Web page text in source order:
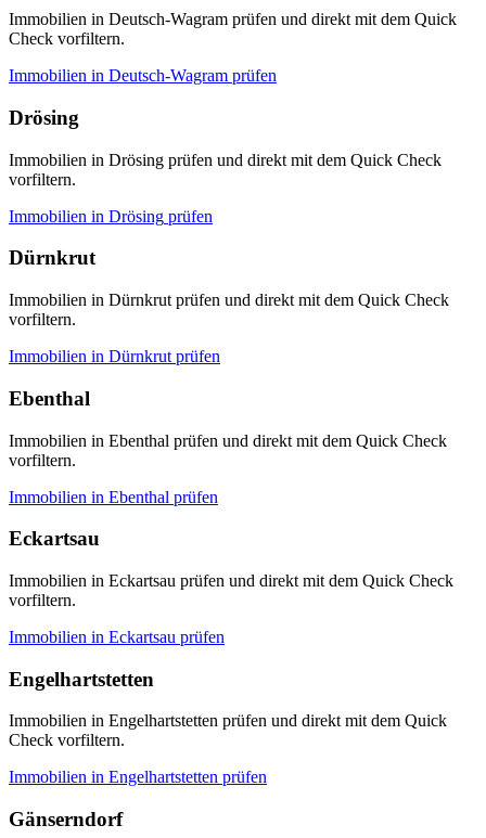
Immobilien in Deutsch-Wagram prüfen und direkt mit dem Quick
Check vorfiltern.
Immobilien in Deutsch-Wagram prüfen
Drösing
Immobilien in Drösing prüfen und direkt mit dem Quick Check
vorfiltern.
Immobilien in Drösing prüfen
Dürnkrut
Immobilien in Dürnkrut prüfen und direkt mit dem Quick Check
vorfiltern.
Immobilien in Dürnkrut prüfen
Ebenthal
Immobilien in Ebenthal prüfen und direkt mit dem Quick Check
vorfiltern.
Immobilien in Ebenthal prüfen
Eckartsau
Immobilien in Eckartsau prüfen und direkt mit dem Quick Check
vorfiltern.
Immobilien in Eckartsau prüfen
Engelhartstetten
Immobilien in Engelhartstetten prüfen und direkt mit dem Quick
Check vorfiltern.
Immobilien in Engelhartstetten prüfen
Gänserndorf